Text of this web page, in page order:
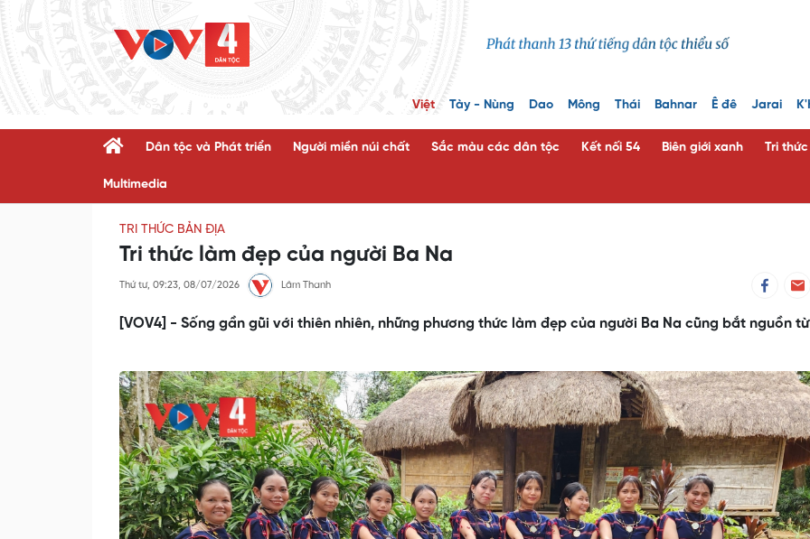
Việt Tày - Nùng Dao Mông Thái Bahnar Ê đê Jarai
Dân tộc và Phát triển Người miền núi chất Sắc màu các dân tộc Kết nối 54 Biên giới xanh Tri
Multimedia
TRI THỨC BẢN ĐỊA
Tri thức làm đẹp của người Ba Na
Thứ tư, 09:23, 08/07/2026 Lâm Thanh
[VOV4] - Sống gần gũi với thiên nhiên, những phương thức làm đẹp của người Ba Na cũng bắt nguồn